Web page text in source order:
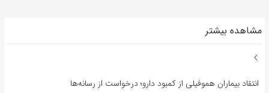
مشاهده بیشتر
انتقاد بیماران هموفیلی از کمبود دارو؛ درخواست از رسانه‌ها